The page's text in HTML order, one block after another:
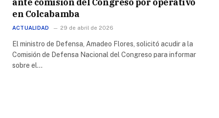
en Colcabamba
ACTUALIDAD 29 de abril de 2026
El ministro de Defensa, Amadeo Flores, solicitó acudir a la
Comisión de Defensa Nacional del Congreso para informar
sobre el…